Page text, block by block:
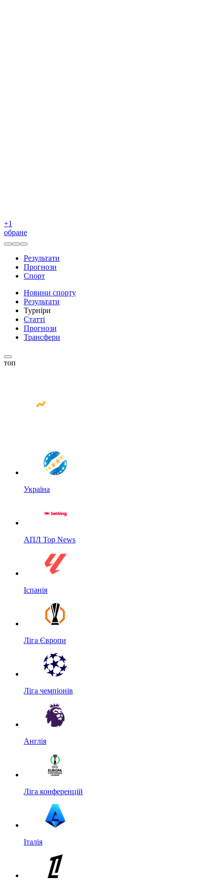
+1
обране
Результати
Прогнози
Спорт
Новини спорту
Результати
Турніри
Статті
Прогнози
Трансфери
топ
Україна
АПЛ Top News
Іспанія
Ліга Європи
Ліга чемпіонів
Англія
Ліга конференцій
Італія